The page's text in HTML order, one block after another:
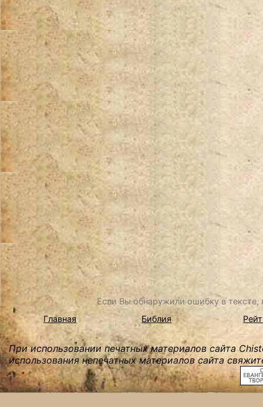
Если Вы обнаружили ошибку в
Главная
Библия
При использовании печатных материалов сайта
использования непечатных материалов сайта